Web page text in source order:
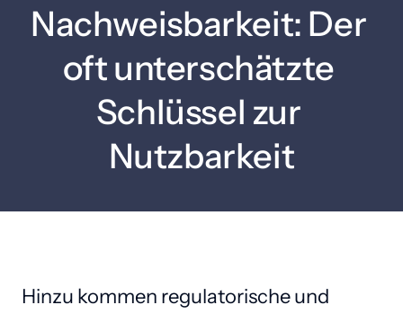
Nachweisbarkeit: Der
oft unterschätzte
Schlüssel zur
Nutzbarkeit
Hinzu kommen regulatorische und